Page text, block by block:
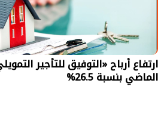
ارتفاع أرباح «التوفيق للتأجير
الماضي بنسبة 26.5%